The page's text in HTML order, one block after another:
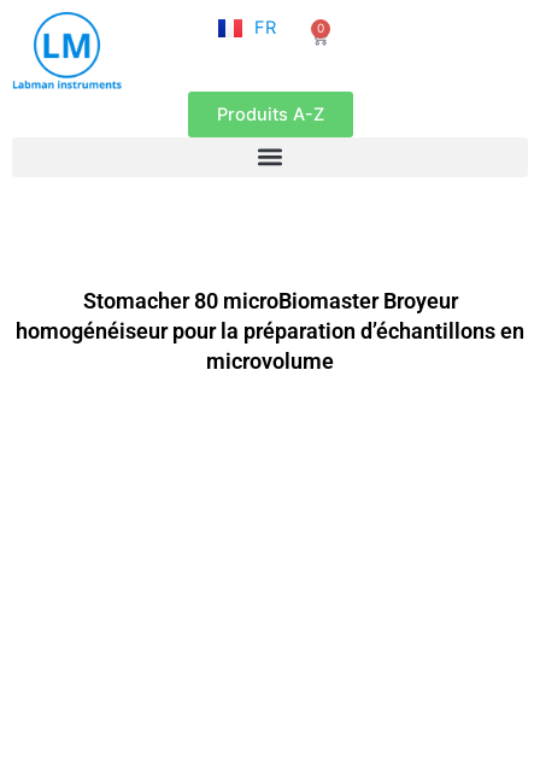
contenu
FR
EN
0
Panier
Produits A-Z
Stomacher 80 microBiomaster Broyeur
homogénéiseur pour la préparation d’échantillons en
microvolume